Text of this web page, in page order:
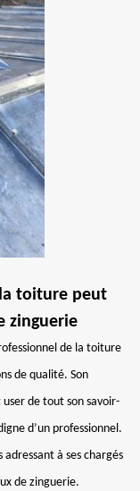
toiture peut
zinguerie
de la toiture
de qualité. Son
de tout son savoir-
d’un professionnel.
à ses chargés
de zinguerie.